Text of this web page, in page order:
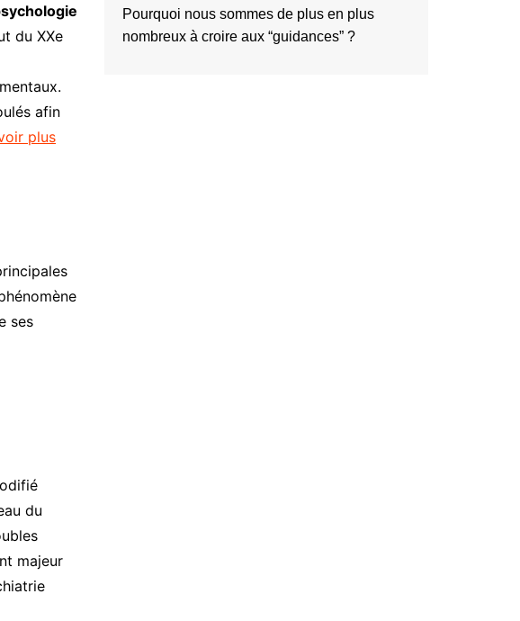
du XXe
afin
plus
ses
du
majeur
Pourquoi nous sommes de plus en plus
nombreux à croire aux “guidances” ?